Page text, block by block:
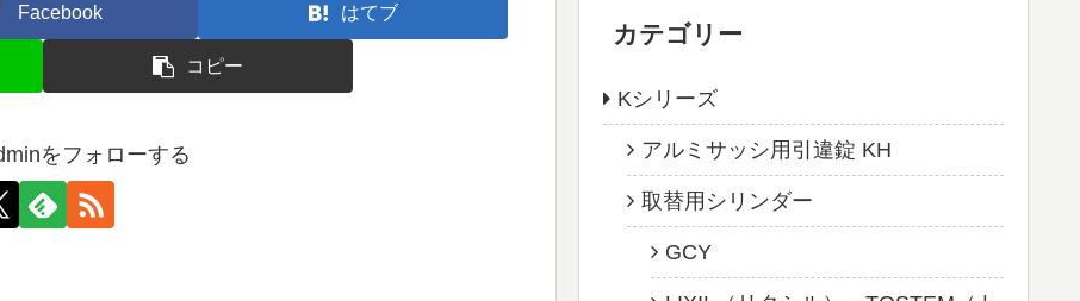
Facebook はてブ
コピー
をフォローする
カテゴリー
Kシリーズ
アルミサッシ用引違錠 KH
取替用シリンダー
GCY